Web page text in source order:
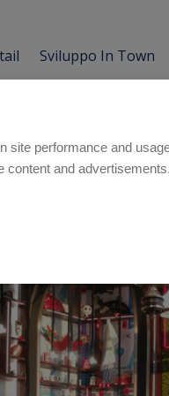
site performance and
content and advertisements.
Sviluppo In Town